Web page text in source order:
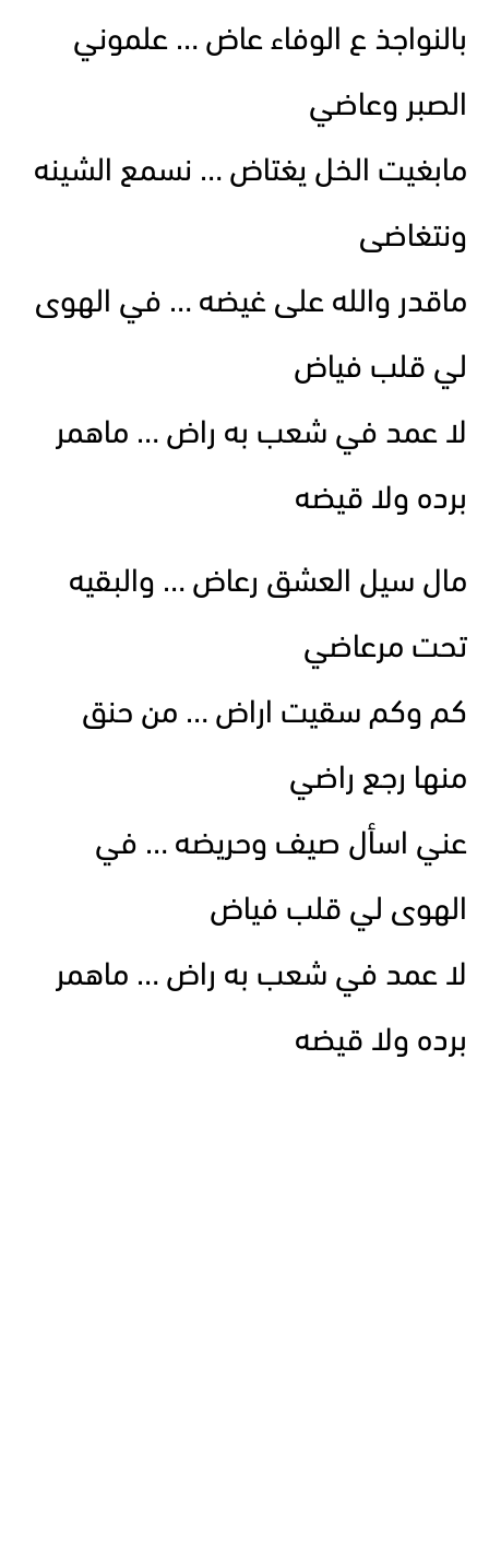
بالنواجذ ع الوفاء عاض … علموني
الصبر وعاضي
مابغيت الخل يغتاض … نسمع الشينه
ونتغاضى
ماقدر والله على غيضه … في الهوى
لي قلب فياض
لا عمد في شعب به راض … ماهمر
برده ولا قيضه
مال سيل العشق رعاض … والبقيه
تحت مرعاضي
كم وكم سقيت اراض … من حنق
منها رجع راضي
عني اسأل صيف وحريضه … في
الهوى لي قلب فياض
لا عمد في شعب به راض … ماهمر
برده ولا قيضه